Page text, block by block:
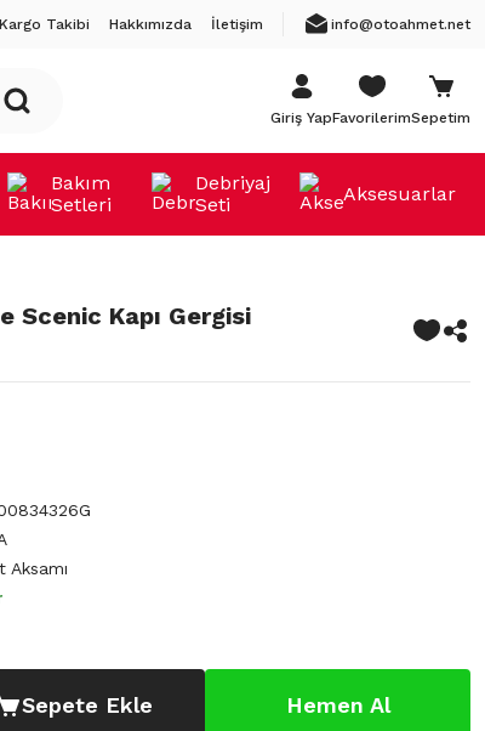
Kargo Takibi Hakkımızda İletişim info@otoahmet.net
Giriş YapFavorilerimSepetim
Bakım
Setleri
Debriyaj
Seti
Aksesuarlar
Scenic Kapı Gergisi
Aksamı
Sepete Ekle Hemen Al